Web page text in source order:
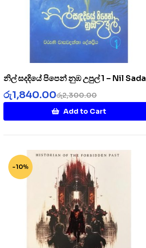
නිල් සදදියේ පිපෙන් නුඹ උපුල් 1 – Nil Sada
Diye 1
රු2,300.00
රු1,840.00
Add to Cart
-10%